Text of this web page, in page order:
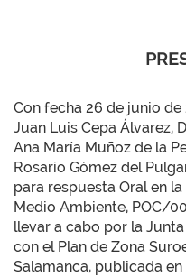
Con fecha 26 de junio de
Juan Luis Cepa Álvarez,
Ana María Muñoz de la
Rosario Gómez del
para respuesta Oral en
Medio Ambiente, POC/
llevar a cabo por la
con el Plan de Zona
Salamanca, publicada